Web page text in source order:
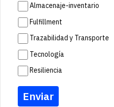
Almacenaje-inventario
Fulfillment
Trazabilidad y Transporte
Tecnología
Resiliencia
Enviar